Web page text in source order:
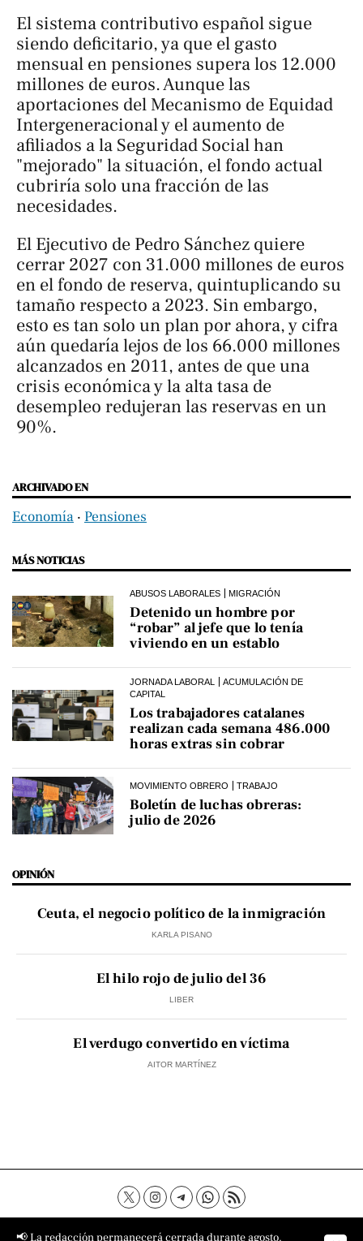
El sistema contributivo español sigue
siendo deficitario, ya que el gasto
mensual en pensiones supera los 12.000
millones de euros. Aunque las
aportaciones del Mecanismo de Equidad
Intergeneracional y el aumento de
afiliados a la Seguridad Social han
"mejorado" la situación, el fondo actual
cubriría solo una fracción de las
necesidades.
El Ejecutivo de Pedro Sánchez quiere
cerrar 2027 con 31.000 millones de euros
en el fondo de reserva, quintuplicando su
tamaño respecto a 2023. Sin embargo,
esto es tan solo un plan por ahora, y cifra
aún quedaría lejos de los 66.000 millones
alcanzados en 2011, antes de que una
crisis económica y la alta tasa de
desempleo redujeran las reservas en un
90%.
ARCHIVADO EN
Economía ‧ Pensiones
MÁS NOTICIAS
ABUSOS LABORALES MIGRACIÓN
Detenido un hombre por
“robar” al jefe que lo tenía
viviendo en un establo
JORNADA LABORAL
ACUMULACIÓN DE
CAPITAL
Los trabajadores catalanes
realizan cada semana 486.000
horas extras sin cobrar
MOVIMIENTO OBRERO TRABAJO
Boletín de luchas obreras:
julio de 2026
OPINIÓN
Ceuta, el negocio político de la inmigración
KARLA PISANO
El hilo rojo de julio del 36
LIBER
El verdugo convertido en víctima
AITOR MARTÍNEZ
Contacto Aviso Legal Política de privacidad
📢 La redacción permanecerá cerrada durante agosto.